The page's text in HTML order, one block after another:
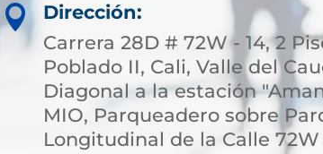

Dirección:
Carrera 28D # 72W - 14, 2
Poblado II, Cali, Valle del
Diagonal a la estación
MIO, Parqueadero sobre
Longitudinal de la Calle 72W